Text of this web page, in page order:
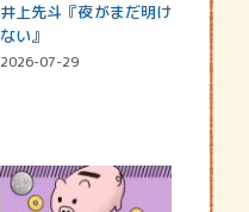
井上先斗『夜がまだ明け
ない』
2026-07-29